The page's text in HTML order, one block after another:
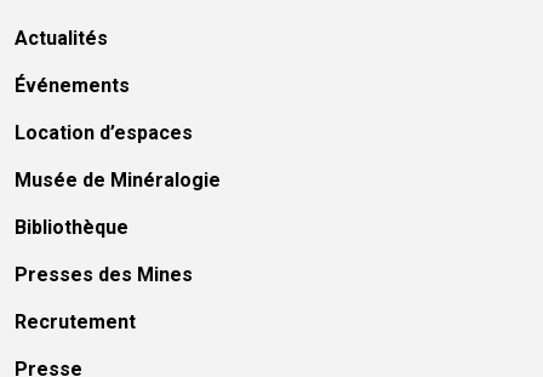
Actualités
Événements
Location d’espaces
Musée de Minéralogie
Bibliothèque
Presses des Mines
Recrutement
Presse